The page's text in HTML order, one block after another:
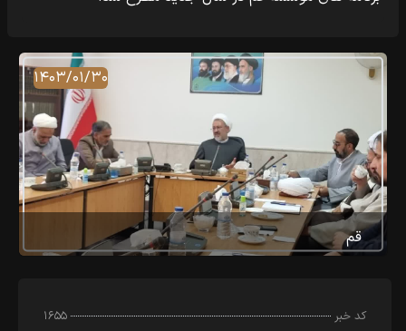
۱۴۰۳/۰۱/۳۰
قم
کد خبر
۱۶۵۵